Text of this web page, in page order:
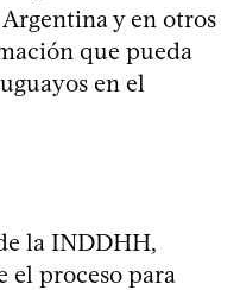
y en otros
que pueda
en el
la INDDHH,
el proceso para